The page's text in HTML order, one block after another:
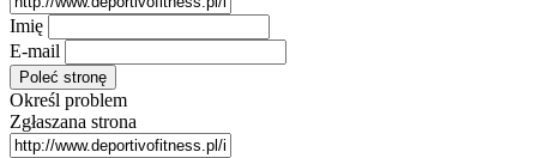
Imię
E-mail
Określ problem
Zgłaszana strona